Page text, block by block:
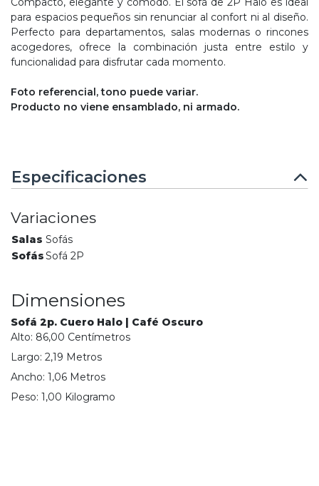
para espacios pequeños sin renunciar al confort ni al diseño.
Perfecto para departamentos, salas modernas o rincones
acogedores, ofrece la combinación justa entre estilo y
funcionalidad para disfrutar cada momento.
Foto referencial, tono puede variar.
Producto no viene ensamblado, ni armado.
Especificaciones
Variaciones
Salas Sofás
SofásSofá 2P
Dimensiones
Sofá 2p. Cuero Halo | Café Oscuro
Alto: 86,00 Centímetros
Largo: 2,19 Metros
Ancho: 1,06 Metros
Peso: 1,00 Kilogramo